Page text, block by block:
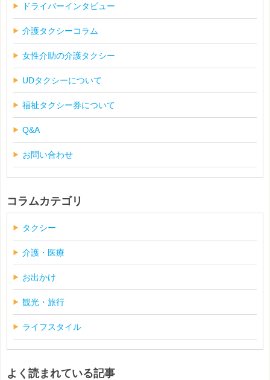
ドライバーインタビュー
介護タクシーコラム
女性介助の介護タクシー
UDタクシーについて
福祉タクシー券について
Q&A
お問い合わせ
コラムカテゴリ
タクシー
介護・医療
お出かけ
観光・旅行
ライフスタイル
よく読まれている記事